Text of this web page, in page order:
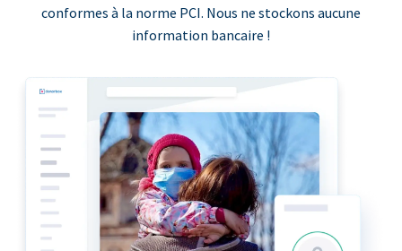
conformes à la norme PCI. Nous ne stockons aucune
information bancaire !